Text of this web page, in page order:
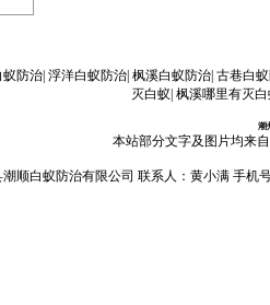
蚁防治| 浮洋白蚁防治| 枫溪白蚁防治| 古巷白
灭白蚁 枫溪哪里有灭白
潮
本站部分文字及图片均来
顺白蚁防治有限公司 联系人：黄小满 手机